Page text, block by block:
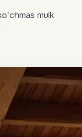
mulk